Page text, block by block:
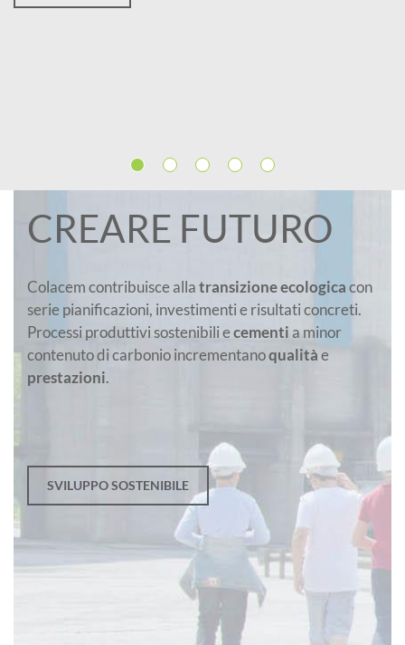
CREARE FUTURO
Colacem contribuisce allatransizione ecologicacon
serie pianificazioni, investimenti e risultati concreti.
Processi produttivi sostenibili ecementia minor
contenuto di carbonio incrementanoqualitàe
prestazioni.
SVILUPPO SOSTENIBILE